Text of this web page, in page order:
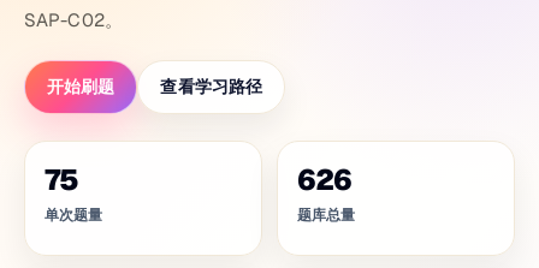
SAP-C02。
开始刷题 查看学习路径
75
单次题量
626
题库总量